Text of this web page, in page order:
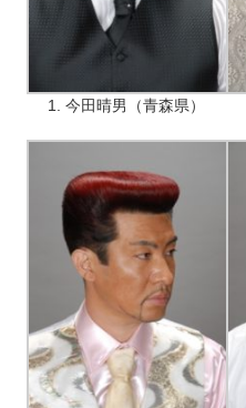
1. 今田晴男（青森県）